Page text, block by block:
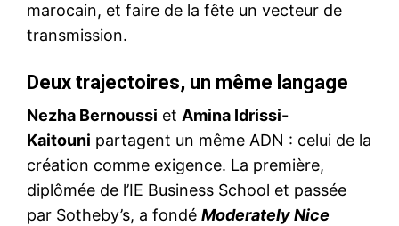
marocain, et faire de la fête un vecteur de
transmission.
Deux trajectoires, un même langage
Nezha Bernoussi et Amina Idrissi-
Kaitouni partagent un même ADN : celui de la
création comme exigence. La première,
diplômée de l’IE Business School et passée
par Sotheby’s, a fondé Moderately Nice